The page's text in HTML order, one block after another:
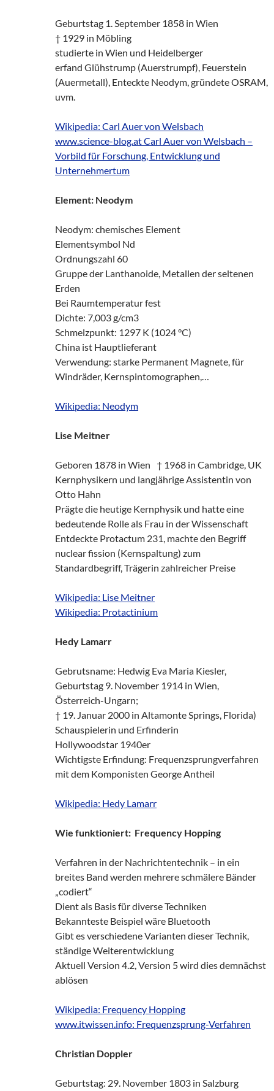
Geburtstag 1. September 1858 in Wien
† 1929 in Möbling
studierte in Wien und Heidelberger
erfand Glühstrump (Auerstrumpf), Feuerstein
(Auermetall), Enteckte Neodym, gründete OSRAM,
uvm.
Wikipedia: Carl Auer von Welsbach
www.science-blog.at Carl Auer von Welsbach –
Vorbild für Forschung, Entwicklung und
Unternehmertum
Element: Neodym
Neodym: chemisches Element
Elementsymbol Nd
Ordnungszahl 60
Gruppe der Lanthanoide, Metallen der seltenen
Erden
Bei Raumtemperatur fest
Dichte: 7,003 g/cm3
Schmelzpunkt: 1297 K (1024 °C)
China ist Hauptlieferant
Verwendung: starke Permanent Magnete, für
Windräder, Kernspintomographen,…
Wikipedia: Neodym
Lise Meitner
Geboren 1878 in Wien † 1968 in Cambridge, UK
Kernphysikern und langjährige Assistentin von
Otto Hahn
Prägte die heutige Kernphysik und hatte eine
bedeutende Rolle als Frau in der Wissenschaft
Entdeckte Protactum 231, machte den Begriff
nuclear fission (Kernspaltung) zum
Standardbegriff, Trägerin zahlreicher Preise
Wikipedia: Lise Meitner
Wikipedia: Protactinium
Hedy Lamarr
Gebrutsname: Hedwig Eva Maria Kiesler,
Geburtstag 9. November 1914 in Wien,
Österreich-Ungarn;
† 19. Januar 2000 in Altamonte Springs, Florida)
Schauspielerin und Erfinderin
Hollywoodstar 1940er
Wichtigste Erfindung: Frequenzsprungverfahren
mit dem Komponisten George Antheil
Wikipedia: Hedy Lamarr
Wie funktioniert: Frequency Hopping
Verfahren in der Nachrichtentechnik – in ein
breites Band werden mehrere schmälere Bänder
„codiert“
Dient als Basis für diverse Techniken
Bekannteste Beispiel wäre Bluetooth
Gibt es verschiedene Varianten dieser Technik,
ständige Weiterentwicklung
Aktuell Version 4.2, Version 5 wird dies demnächst
ablösen
Wikipedia: Frequency Hopping
www.itwissen.info: Frequenzsprung-Verfahren
Christian Doppler
Geburtstag: 29. November 1803 in Salzburg